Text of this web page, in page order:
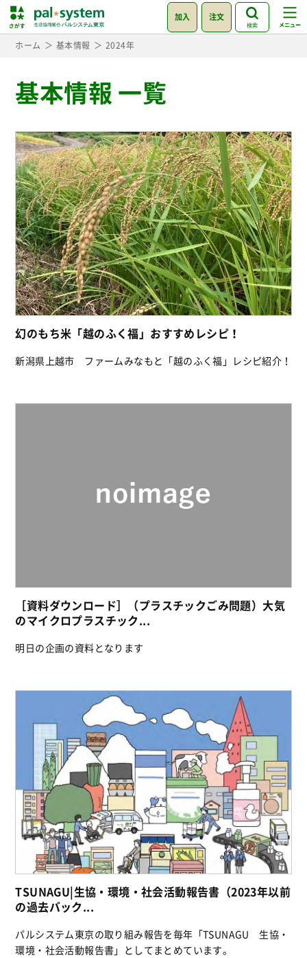
加入 注文
検索
ホーム 基本情報 2024年
基本情報 一覧
幻のもち米「越のふく福」おすすめレシピ！
新潟県上越市 ファームみなもと「越のふく福」レシピ紹介！
［資料ダウンロード］（プラスチックごみ問題）大気
のマイクロプラスチック...
明日の企画の資料となります
TSUNAGU|生協・環境・社会活動報告書（2023年以前
の過去バック...
パルシステム東京の取り組み報告を毎年「TSUNAGU 生協・
環境・社会活動報告書」としてまとめています。